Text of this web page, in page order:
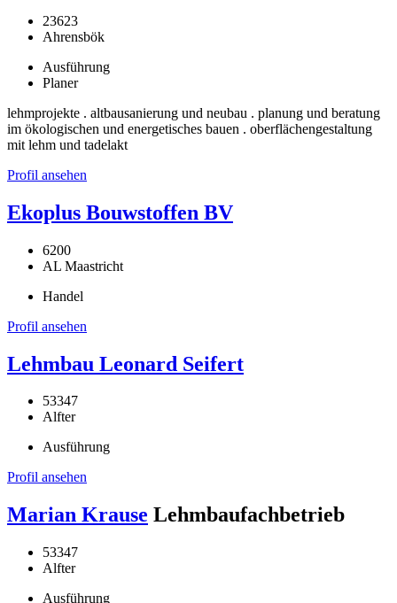
23623
Ahrensbök
Ausführung
Planer
lehmprojekte . altbausanierung und neubau . planung und beratung
im ökologischen und energetisches bauen . oberflächengestaltung
mit lehm und tadelakt
Profil ansehen
Ekoplus Bouwstoffen BV
6200
AL Maastricht
Handel
Profil ansehen
Lehmbau Leonard Seifert
53347
Alfter
Ausführung
Profil ansehen
Marian Krause Lehmbaufachbetrieb
53347
Alfter
Ausführung